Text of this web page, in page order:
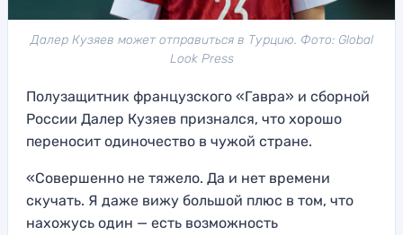
Далер Кузяев может отправиться в Турцию. Фото: Global
Look Press
Полузащитник французского «Гавра» и сборной
России Далер Кузяев признался, что хорошо
переносит одиночество в чужой стране.
«Совершенно не тяжело. Да и нет времени
скучать. Я даже вижу большой плюс в том, что
нахожусь один — есть возможность